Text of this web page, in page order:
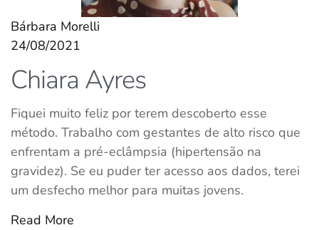
Bárbara Morelli
24/08/2021
Chiara Ayres
Fiquei muito feliz por terem descoberto esse
método. Trabalho com gestantes de alto risco que
enfrentam a pré-eclâmpsia (hipertensão na
gravidez). Se eu puder ter acesso aos dados, terei
um desfecho melhor para muitas jovens.
Read More